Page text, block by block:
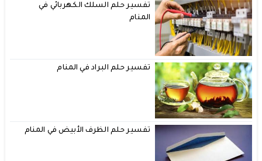
تفسير حلم السلك الكهربائي في
المنام
تفسير حلم البراد في المنام
تفسير حلم الظرف الأبيض في المنام